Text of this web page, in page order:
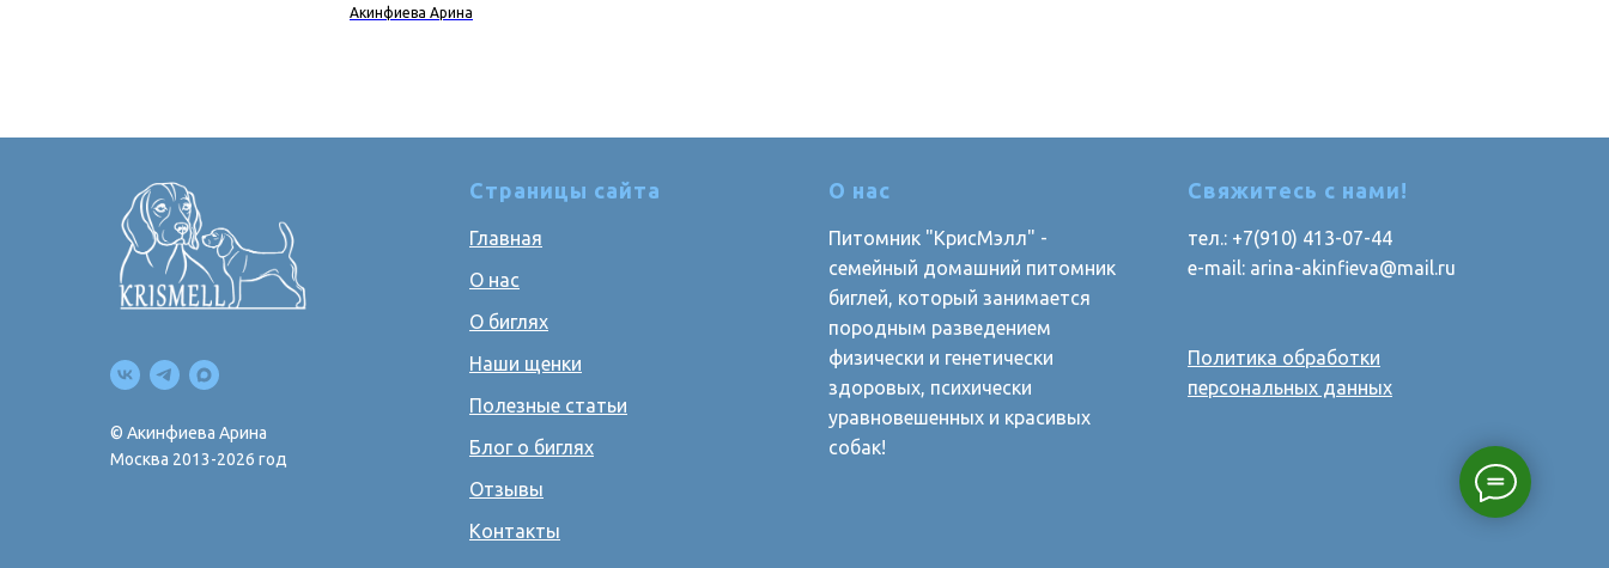
Акинфиева Арина
© Акинфиева Арина
Москва 2013-2026 год
Страницы сайта
Главная
О нас
О биглях
Наши щенки
Полезные статьи
Блог о биглях
Отзывы
Контакты
О нас
Питомник "КрисМэлл" -
семейный домашний питомник
биглей, который занимается
породным разведением
физически и генетически
здоровых, психически
уравновешенных и красивых
собак!
Свяжитесь с нами!
тел.: +7(910) 413-07-44
e-mail: arina-akinfieva@mail.ru
Политика обработки
персональных данных